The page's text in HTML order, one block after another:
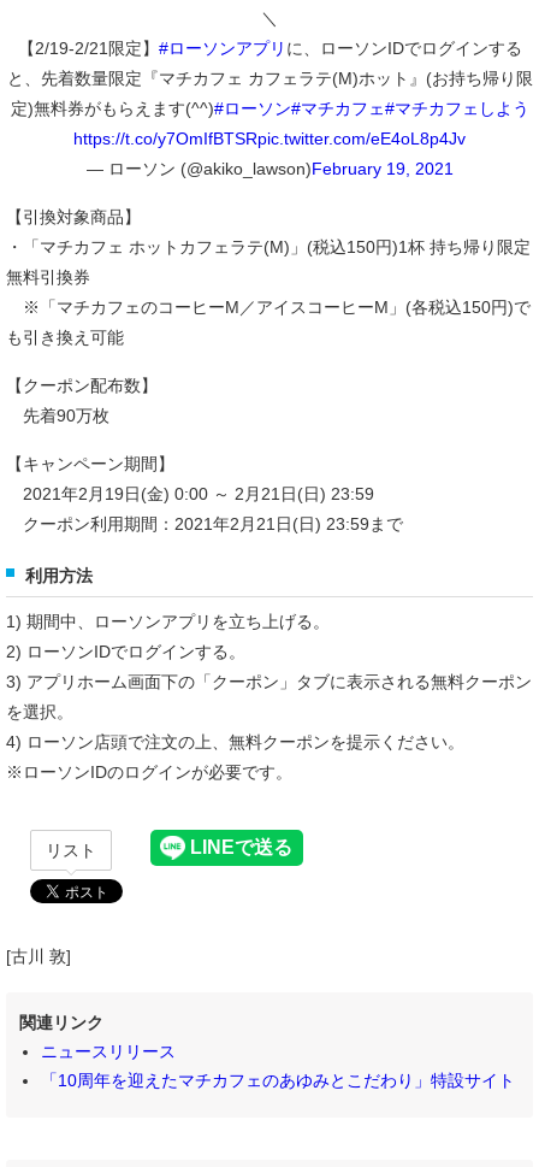
＼
【2/19-2/21限定】 #ローソンアプリ に、ローソンIDでログインする
と、先着数量限定『マチカフェ カフェラテ(M)ホット』(お持ち帰り限
定)無料券がもらえます(^^)#ローソン#マチカフェ#マチカフェしよう
https://t.co/y7OmIfBTSRpic.twitter.com/eE4oL8p4Jv
— ローソン (@akiko_lawson)February 19, 2021
【引換対象商品】
・「マチカフェ ホットカフェラテ(M)」(税込150円)1杯 持ち帰り限定
無料引換券
※「マチカフェのコーヒーM／アイスコーヒーM」(各税込150円)で
も引き換え可能
【クーポン配布数】
先着90万枚
【キャンペーン期間】
2021年2月19日(金) 0:00 ～ 2月21日(日) 23:59
クーポン利用期間：2021年2月21日(日) 23:59まで
利用方法
1) 期間中、ローソンアプリを立ち上げる。
2) ローソンIDでログインする。
3) アプリホーム画面下の「クーポン」タブに表示される無料クーポン
を選択。
4) ローソン店頭で注文の上、無料クーポンを提示ください。
※ローソンIDのログインが必要です。
リスト
[古川 敦]
関連リンク
ニュースリリース
「10周年を迎えたマチカフェのあゆみとこだわり」特設サイト